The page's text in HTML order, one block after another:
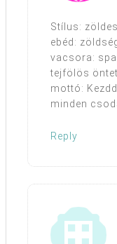
Stílus:
ebéd:
vacsora:
tejfölös
mottó:
minden
Reply